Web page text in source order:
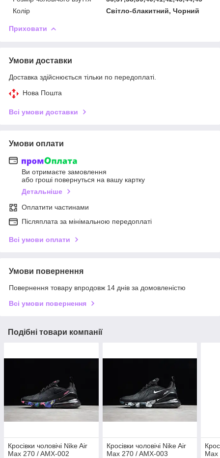
Колір
Світло-блакитний, Чорний
Приховати
Умови доставки
Доставка здійснюється тільки по передоплаті.
Нова Пошта
Всі умови доставки
Умови оплати
Ви отримаєте замовлення
або гроші повернуться на вашу картку
Детальніше
Оплатити частинами
Післяплата за мінімальною передоплаті
Всі умови оплати
Умови повернення
Повернення товару впродовж 14 днів за домовленістю
Всі умови повернення
Подібні товари компанії
Кросівки чоловічі Nike Air
Max 270 / AMX-002
Кросівки чоловічі Nike Air
Max 270 / AMX-003
Max